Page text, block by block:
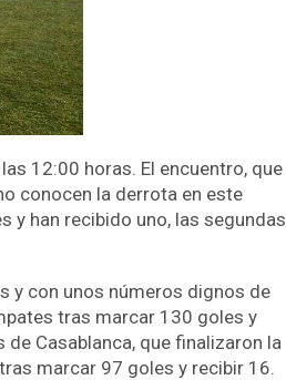
12:00 horas. El encuentro, que
conocen la derrota en este
y han recibido uno, las segundas
y con unos números dignos de
tras marcar 130 goles y
Casablanca, que finalizaron la
marcar 97 goles y recibir 16.